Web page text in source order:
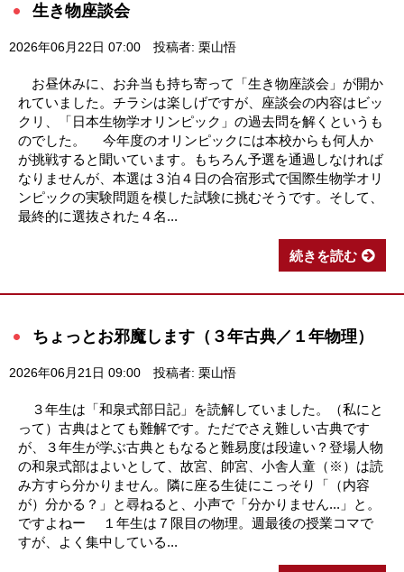
生き物座談会
2026年06月22日 07:00 投稿者: 栗山悟
お昼休みに、お弁当も持ち寄って「生き物座談会」が開か
れていました。チラシは楽しげですが、座談会の内容はビッ
クリ、「日本生物学オリンピック」の過去問を解くというも
のでした。 今年度のオリンピックには本校からも何人か
が挑戦すると聞いています。もちろん予選を通過しなければ
なりませんが、本選は３泊４日の合宿形式で国際生物学オリ
ンピックの実験問題を模した試験に挑むそうです。そして、
最終的に選抜された４名...
続きを読む
ちょっとお邪魔します（３年古典／１年物理）
2026年06月21日 09:00 投稿者: 栗山悟
３年生は「和泉式部日記」を読解していました。（私にと
って）古典はとても難解です。ただでさえ難しい古典です
が、３年生が学ぶ古典ともなると難易度は段違い？登場人物
の和泉式部はよいとして、故宮、帥宮、小舎人童（※）は読
み方すら分かりません。隣に座る生徒にこっそり「（内容
が）分かる？」と尋ねると、小声で「分かりません...」と。
ですよねー １年生は７限目の物理。週最後の授業コマで
すが、よく集中している...